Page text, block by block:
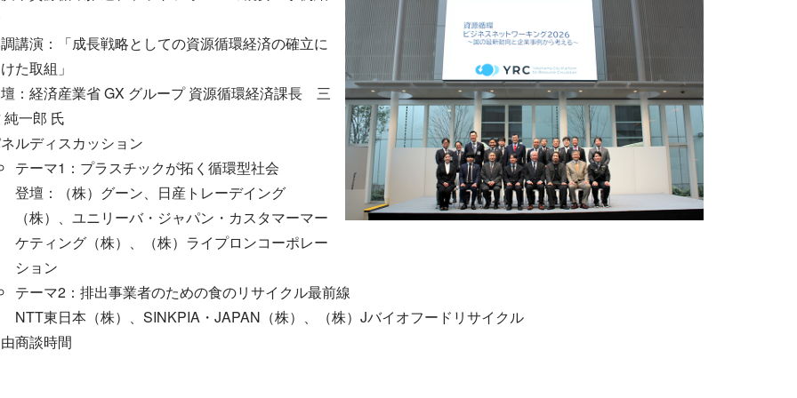
講演：「成長戦略としての資源循環経済の確立に
た取組」
：経済産業省 GX グループ 資源循環経済課長 三
純一郎 氏
ルディスカッション
テーマ1：プラスチックが拓く循環型社会
登壇：（株）グーン、日産トレーデイング
（株）、ユニリーバ・ジャパン・カスタマーマー
ケティング（株）、（株）ライプロンコーポレー
ション
テーマ2：排出事業者のための食のリサイクル最前線
NTT東日本（株）、SINKPIA・JAPAN（株）、（株）Jバイオフードリサイクル
商談時間